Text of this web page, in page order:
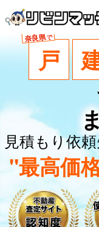
奈良県で
戸
見積もり依
"最高価